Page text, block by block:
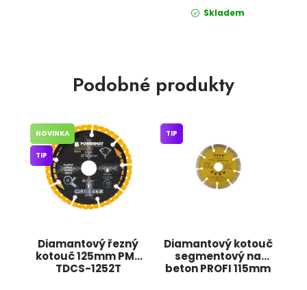
Skladem
Podobné produkty
Diamantový řezný
kotouč 125mm PM-
TDCS-1252T
NOVINKA
TIP
Diamantový kotouč
segmentový na
beton PROFI 115mm
TIP